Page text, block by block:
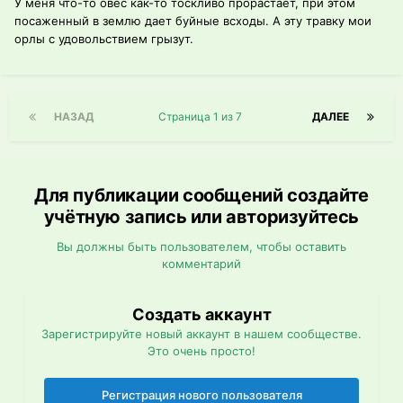
У меня что-то овес как-то тоскливо прорастает, при этом
посаженный в землю дает буйные всходы. А эту травку мои
орлы с удовольствием грызут.
НАЗАД ДАЛЕЕ
Страница 1 из 7
Для публикации сообщений создайте
учётную запись или авторизуйтесь
Вы должны быть пользователем, чтобы оставить
комментарий
Создать аккаунт
Зарегистрируйте новый аккаунт в нашем сообществе.
Это очень просто!
Регистрация нового пользователя